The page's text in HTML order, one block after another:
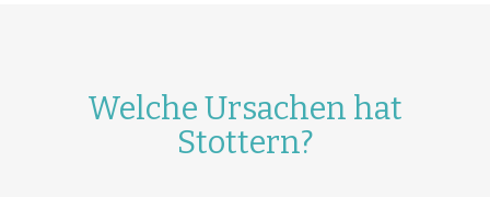
Welche Ursachen hat
Stottern?